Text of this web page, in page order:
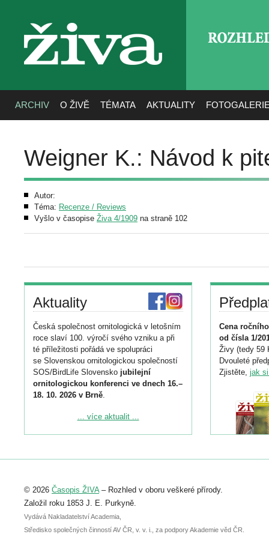
živa
ARCHIV O ŽIVĚ TÉMATA AKTUALITY
Weigner K.: Návod k
Autor:
Téma: Recenze / Reviews
Vyšlo v časopise Živa 4/1909 na straně 102
Aktuality
Česká společnost ornitologická v letošním
roce slaví 100. výročí svého vzniku a při
té příležitosti pořádá ve spolupráci
se Slovenskou ornitologickou společností
SOS/BirdLife Slovensko jubilejní
ornitologickou konferenci ve dnech 16.–
18. 10. 2026 v Brně.
Podrobnější informace ke konferenci
Registrovat se můžete do 6. září.
abstraktu přihlášené přednášky nebo
posteru je už 30. června.
... více aktualit ...
Cena
od čísla 1/
Živy (tedy 59
Dvouleté
Zjistěte, jak
© 2026 Časopis ŽIVA– Rozhled v oboru veškeré přírody.
Založil roku 1853 J. E. Purkyně.
Vydává Nakladatelství Academia,
Středisko společných činností AV ČR, v. v. i., za podpory Akademie věd ČR.